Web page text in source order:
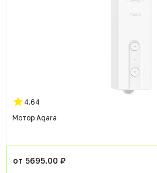
4.64
Мотор Aqara
от 5695.00 ₽